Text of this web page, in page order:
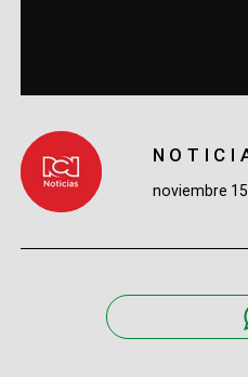
noviembre